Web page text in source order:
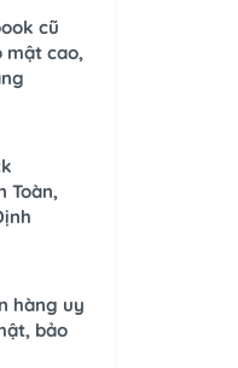
cũ
mật cao,
Toàn,
hàng uy
bảo